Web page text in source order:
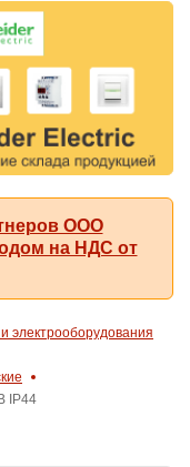
ООО
на НДС от
электрооборудования
IP44